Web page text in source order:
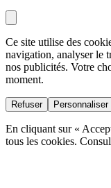
Ce site utilise des
navigation, analyser le
nos publicités. Votre
moment.
Refuser
En cliquant sur «
tous les cookies.